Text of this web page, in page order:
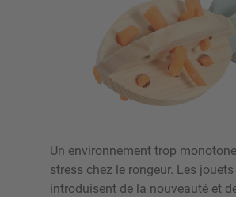
Un environnement trop
stress chez le rongeur. Les
introduisent de la nouveauté et